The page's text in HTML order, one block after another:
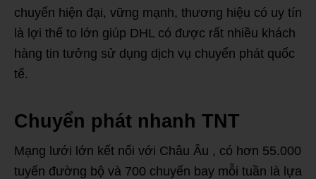
chuyển hiện đại, vững mạnh, thương hiệu có uy tín
là lợi thế to lớn giúp DHL có được rất nhiều khách
hàng tin tưởng sử dụng dịch vụ chuyển phát quốc
tế.
Chuyển phát nhanh TNT
Mạng lưới lớn kết nối với Châu Âu , có hơn 55.000
tuyến đường bộ và 700 chuyến bay mỗi tuần là lựa